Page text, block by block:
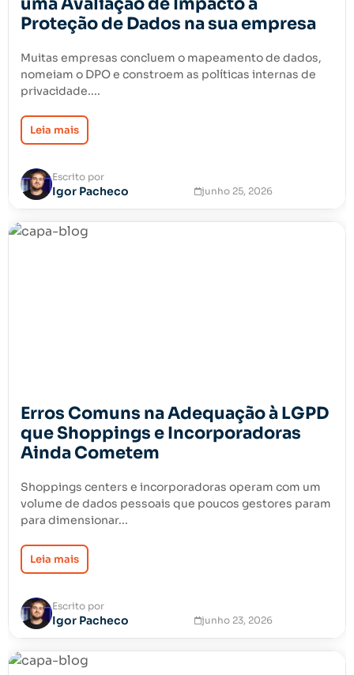
Proteção de Dados na sua empresa
Muitas empresas concluem o mapeamento de dados,
nomeiam o DPO e constroem as políticas internas de
privacidade....
Leia mais
Escrito por
Igor Pacheco junho 25, 2026
Erros Comuns na Adequação à LGPD
que Shoppings e Incorporadoras
Ainda Cometem
Shoppings centers e incorporadoras operam com um
volume de dados pessoais que poucos gestores param
para dimensionar...
Leia mais
Escrito por
Igor Pacheco junho 23, 2026